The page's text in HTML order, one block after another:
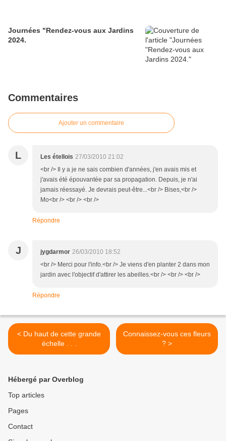
Journées "Rendez-vous aux Jardins
2024.
Commentaires
Ajouter un commentaire
L Les étellois 27/03/2010 21:02
<br /> Il y a je ne sais combien d'années, j'en avais mis et
j'avais été épouvantée par sa propagation. Depuis, je n'ai
jamais réessayé. Je devrais peut-être...<br /> Bises,<br />
Mo<br /> <br /> <br />
Répondre
J jygdarmor 26/03/2010 18:52
<br /> Merci pour l'info.<br /> Je viens d'en planter 2 dans mon
jardin avec l'objectif d'attirer les abeilles.<br /> <br /> <br />
Répondre
< Du haut de cette grande
échelle . . .
Connaissez-vous ces fleurs
? >
Hébergé par Overblog
Top articles
Pages
Contact